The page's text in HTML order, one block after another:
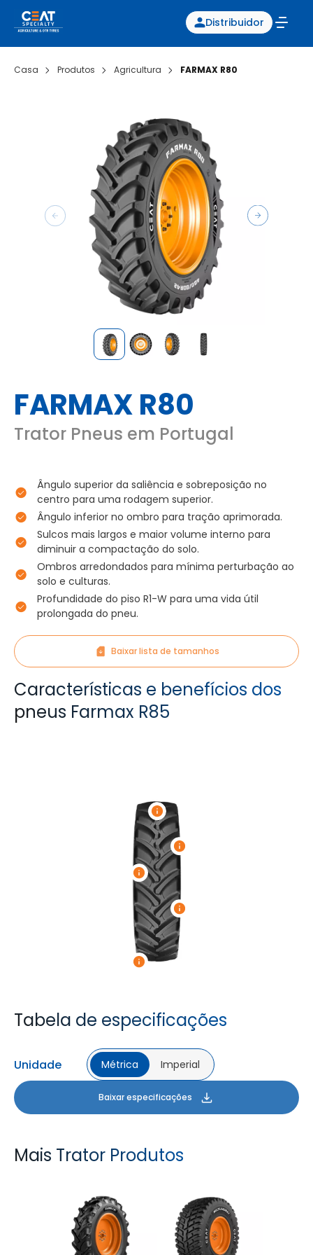
Distribuidor
Casa Produtos Agricultura FARMAX R80
FARMAX R80
Trator Pneus em Portugal
Ângulo superior da saliência e sobreposição no
centro para uma rodagem superior.
Ângulo inferior no ombro para tração aprimorada.
Sulcos mais largos e maior volume interno para
diminuir a compactação do solo.
Ombros arredondados para mínima perturbação ao
solo e culturas.
Profundidade do piso R1-W para uma vida útil
prolongada do pneu.
Baixar lista de tamanhos
Características e benefícios dos
pneus Farmax R85
Tabela de especificações
Unidade Métrica Imperial
Baixar especificações
Mais Trator Produtos